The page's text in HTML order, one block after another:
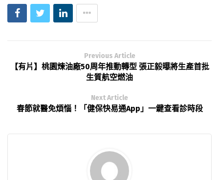
Previous Article
【有片】桃園煉油廠50周年推動轉型 張正毅曝將生產首批
生質航空燃油
Next Article
春節就醫免煩惱！「健保快易通App」一鍵查看診時段